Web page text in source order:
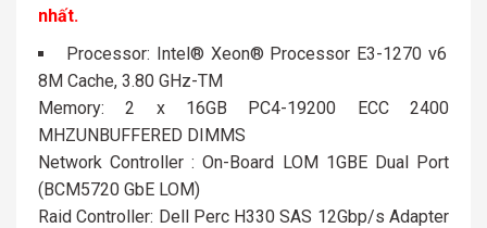
nhất.
Processor: Intel® Xeon® Processor E3-1270 v6
8M Cache, 3.80 GHz-TM
Memory: 2 x 16GB PC4-19200 ECC 2400
MHZUNBUFFERED DIMMS
Network Controller : On-Board LOM 1GBE Dual Port
(BCM5720 GbE LOM)
Raid Controller: Dell Perc H330 SAS 12Gbp/s Adapter